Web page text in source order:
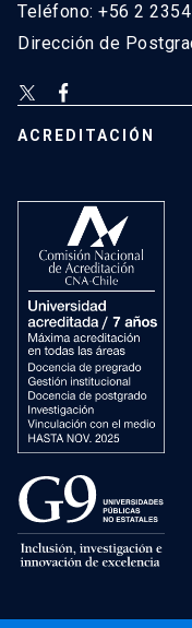
Teléfono: +56 2
Dirección de
ACREDITACIÓN